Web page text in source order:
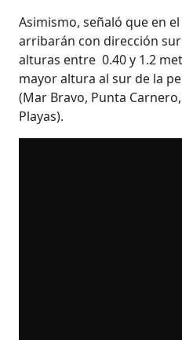
Asimismo, señaló que en
arribarán con dirección
alturas entre 0.40 y 1.2
mayor altura al sur de la
(Mar Bravo, Punta
Playas).